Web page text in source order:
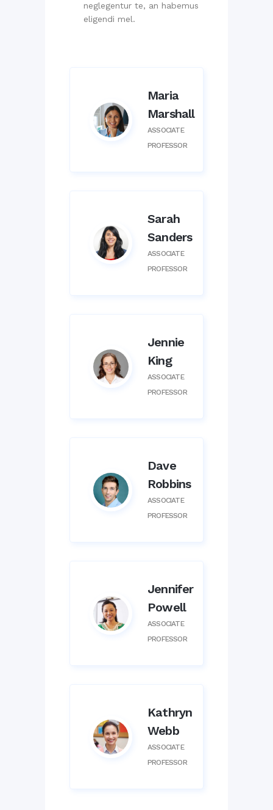
neglegentur te, an habemus
eligendi mel.
Maria
Marshall
ASSOCIATE
PROFESSOR
Sarah
Sanders
ASSOCIATE
PROFESSOR
Jennie
King
ASSOCIATE
PROFESSOR
Dave
Robbins
ASSOCIATE
PROFESSOR
Jennifer
Powell
ASSOCIATE
PROFESSOR
Kathryn
Webb
ASSOCIATE
PROFESSOR